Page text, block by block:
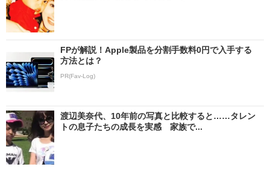
FPが解説！Apple製品を分割手数料0円で入手する
方法とは？
PR(Fav-Log)
渡辺美奈代、10年前の写真と比較すると……タレン
トの息子たちの成長を実感 家族で...